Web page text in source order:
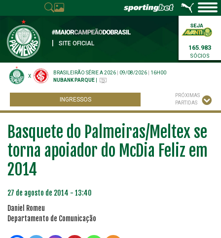
SITE OFICIAL
165.983
SÓCIOS
X
BRASILEIRÃO SÉRIE A 2026 09/08/2026
16H00
NUBANK PARQUE
INGRESSOS
PRÓXIMAS
PARTIDAS
Basquete do Palmeiras/Meltex se
torna apoiador do McDia Feliz em
2014
27 de agosto de 2014 - 13:40
Daniel Romeu
Departamento de Comunicação